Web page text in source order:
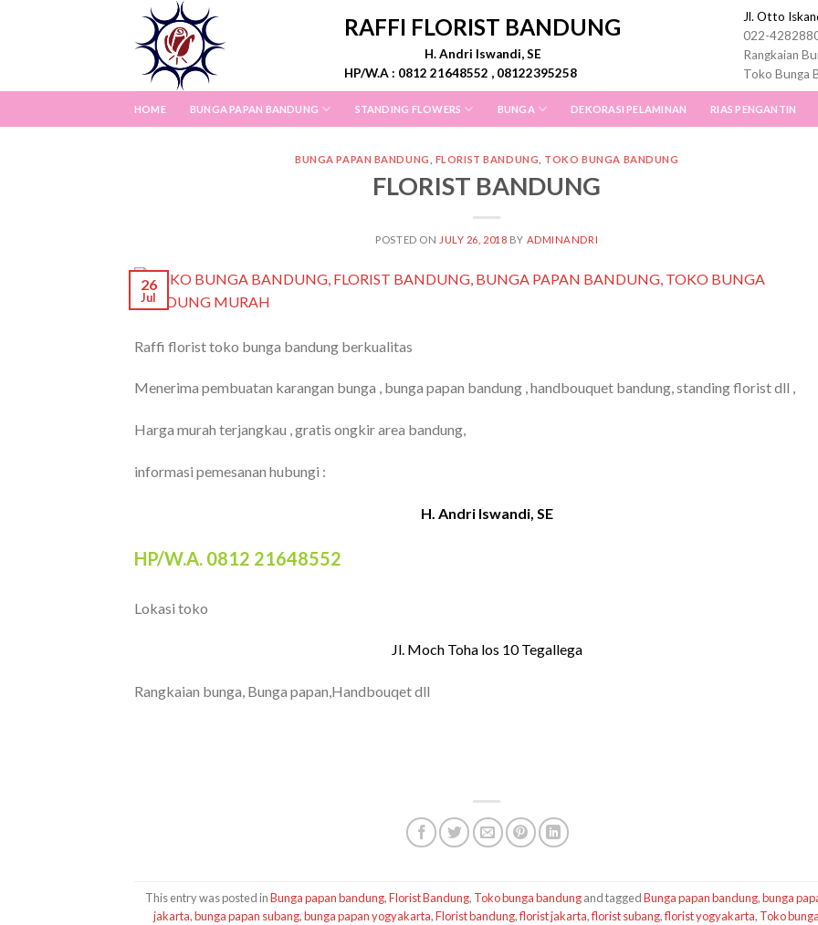
RAFFI FLORIST BANDUNG
H. Andri Iswandi, SE
HP/W.A : 0812 21648552 , 08122395258
Jl. Otto
022-
Rangkaian
Toko Bunga
HOME BUNGA PAPAN BANDUNG STANDING FLOWERS BUNGA DEKORASI PELAMINAN RIAS PENGANTIN
BUNGA PAPAN BANDUNG FLORIST BANDUNG TOKO BUNGA BANDUNG
FLORIST BANDUNG
POSTED ON JULY 26, 2018 BY ADMINANDRI
26
Jul
Raffi florist toko bunga bandung berkualitas
Menerima pembuatan karangan bunga , bunga papan bandung , handbouquet bandung, standing florist dll ,
Harga murah terjangkau , gratis ongkir area bandung,
informasi pemesanan hubungi :
H. Andri Iswandi, SE
HP/W.A. 0812 21648552
Lokasi toko
Jl. Moch Toha los 10 Tegallega
Rangkaian bunga, Bunga papan,Handbouqet dll
This entry was posted inBunga papan bandung,Florist Bandung, Toko bunga bandungand taggedBunga papan bandung,bunga
jakarta,bunga papan subang,bunga papan yogyakarta,Florist bandung,florist jakarta,florist subang,florist yogyakarta, Toko